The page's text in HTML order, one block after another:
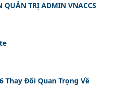
QUẢN TRỊ ADMIN VNACCS
Thay Đổi Quan Trọng Về